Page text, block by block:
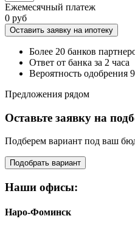
Ежемесячный платеж
0 руб
Оставить заявку на ипотеку
Более 20 банков
Ответ от банка за 2 часа
Вероятность одобрения
Предложения рядом
Оставьте заявку на
Подберем вариант под ваш
Подобрать вариант
Наши офисы:
Наро-Фоминск